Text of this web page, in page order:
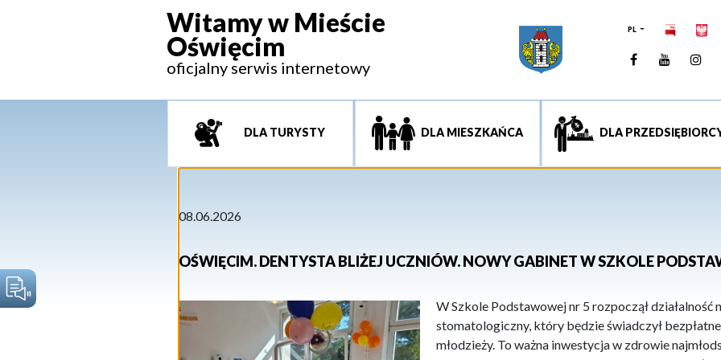
Witamy w Mieście
Oświęcim
oficjalny serwis internetowy
PL
Facebook
DLA TURYSTY DLA MIESZKAŃCA DLA
08.06.2026
OŚWIĘCIM. DENTYSTA BLIŻEJ UCZNIÓW. NOWY GABINET W SZKOLE
W Szkole Podstawowej nr 5 rozpoczął działalność
stomatologiczny, który będzie świadczył
młodzieży. To ważna inwestycja w zdrowie